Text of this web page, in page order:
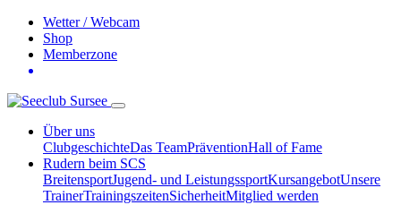
Wetter / Webcam
Shop
Memberzone
Über uns
ClubgeschichteDas TeamPräventionHall of Fame
Rudern beim SCS
BreitensportJugend- und LeistungssportKursangebotUnsere
TrainerTrainingszeitenSicherheitMitglied werden